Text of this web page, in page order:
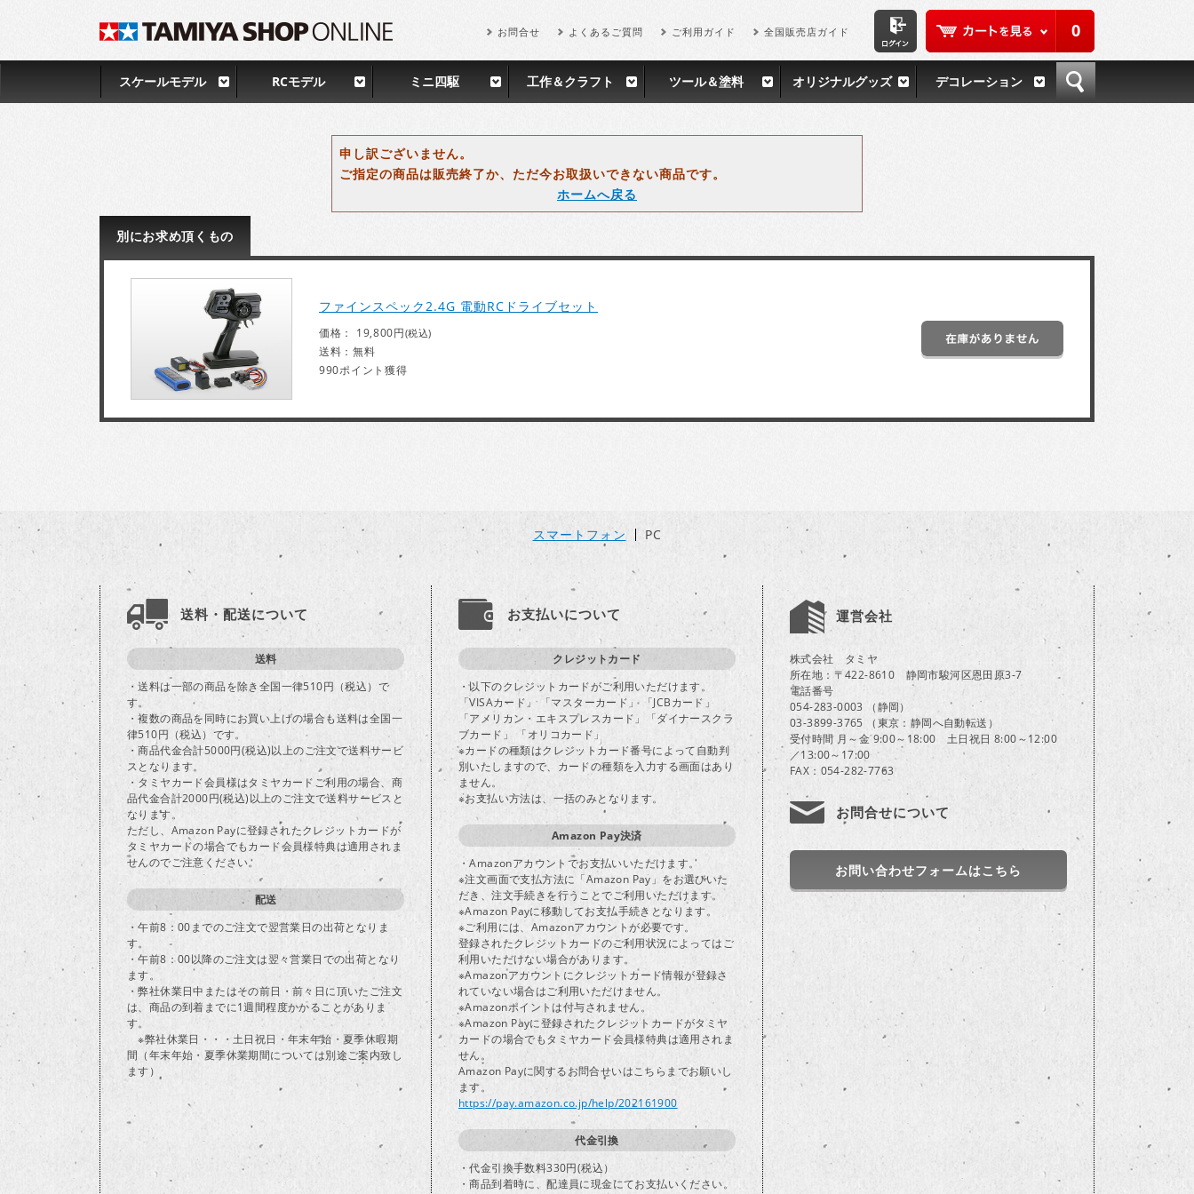
0
お問合せ よくあるご質問 ご利用ガイド 全国販売店ガイド
スケールモデル RCモデル ミニ四駆 工作＆クラフト ツール＆塗料 オリジナルグッズ デコレーション
申し訳ございません。
ご指定の商品は販売終了か、ただ今お取扱いできない商品です。
ホームへ戻る
別にお求め頂くもの
ファインスペック2.4G 電動RCドライブセット
価格： 19,800円(税込)
送料：無料
990ポイント獲得
スマートフォン PC
送料・配送について
送料
・送料は一部の商品を除き全国一律510円（税込）で
す。
・複数の商品を同時にお買い上げの場合も送料は全国一
律510円（税込）です。
・商品代金合計5000円(税込)以上のご注文で送料サービ
スとなります。
・タミヤカード会員様はタミヤカードご利用の場合、商
品代金合計2000円(税込)以上のご注文で送料サービスと
なります。
ただし、Amazon Payに登録されたクレジットカードが
タミヤカードの場合でもカード会員様特典は適用されま
せんのでご注意ください。
配送
・午前8：00までのご注文で翌営業日の出荷となりま
す。
・午前8：00以降のご注文は翌々営業日での出荷となり
ます。
・弊社休業日中またはその前日・前々日に頂いたご注文
は、商品の到着までに1週間程度かかることがありま
す。
※弊社休業日・・・土日祝日・年末年始・夏季休暇期
間（年末年始・夏季休業期間については別途ご案内致し
ます）
お支払いについて
クレジットカード
・以下のクレジットカードがご利用いただけます。
「VISAカード」 「マスターカード」 「JCBカード」
「アメリカン・エキスプレスカード」「ダイナースクラ
ブカード」 「オリコカード」
※カードの種類はクレジットカード番号によって自動判
別いたしますので、カードの種類を入力する画面はあり
ません。
※お支払い方法は、一括のみとなります。
Amazon Pay決済
・Amazonアカウントでお支払いいただけます。
※注文画面で支払方法に「Amazon Pay」をお選びいた
だき、注文手続きを行うことでご利用いただけます。
※Amazon Payに移動してお支払手続きとなります。
※ご利用には、Amazonアカウントが必要です。
登録されたクレジットカードのご利用状況によってはご
利用いただけない場合があります。
※Amazonアカウントにクレジットカード情報が登録さ
れていない場合はご利用いただけません。
※Amazonポイントは付与されません。
※Amazon Payに登録されたクレジットカードがタミヤ
カードの場合でもタミヤカード会員様特典は適用されま
せん。
Amazon Payに関するお問合せいはこちらまでお願いし
ます。
https://pay.amazon.co.jp/help/202161900
代金引換
・代金引換手数料330円(税込）
・商品到着時に、配達員に現金にてお支払いください。
運営会社
株式会社 タミヤ
所在地：〒422-8610 静岡市駿河区恩田原3-7
電話番号
054-283-0003 （静岡）
03-3899-3765 （東京：静岡へ自動転送）
受付時間 月～金 9:00～18:00 土日祝日 8:00～12:00
／13:00～17:00
FAX：054-282-7763
お問合せについて
お問い合わせフォームはこちら